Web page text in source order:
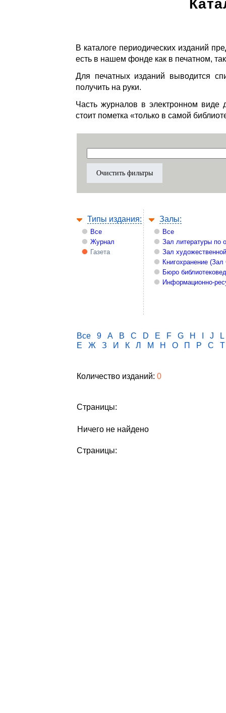
В каталоге периодических изданий
есть в нашем фонде как в печатном,
Для печатных изданий выводится
получить на руки.
Часть журналов в электронном виде
стоит пометка «только в самой
Типы издания:
Все
Журнал
Газета
Залы:
Все
Зал литературы по
Зал
Книгохранение
Бюро
Информационно-
Все 9 A B C D E F G H J
L
Е
Ж З И К Л М Н О П Р С Т
Количество изданий: 0
Страницы:
Ничего не найдено
Страницы: